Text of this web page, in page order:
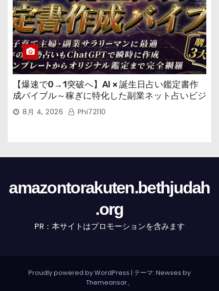
【爆速で0→1突破へ】AI × 誕生日占い鑑定書作
成バイブル～稼ぎに特化した副業ネット占いビジ
ネス8月 4, 2026 Phi72110
amazontorakuten.bethjudah
.org
PR：本サイトはプロモーションを含みます
Proudly powered by WordPress | テーマ: Newses by
Themeansar。